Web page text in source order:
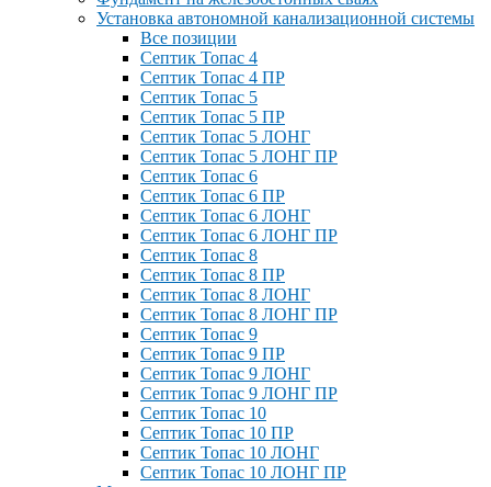
Установка автономной канализационной системы
Все позиции
Септик Топас 4
Септик Топас 4 ПР
Септик Топас 5
Септик Топас 5 ПР
Септик Топас 5 ЛОНГ
Септик Топас 5 ЛОНГ ПР
Септик Топас 6
Септик Топас 6 ПР
Септик Топас 6 ЛОНГ
Септик Топас 6 ЛОНГ ПР
Септик Топас 8
Септик Топас 8 ПР
Септик Топас 8 ЛОНГ
Септик Топас 8 ЛОНГ ПР
Септик Топас 9
Септик Топас 9 ПР
Септик Топас 9 ЛОНГ
Септик Топас 9 ЛОНГ ПР
Септик Топас 10
Септик Топас 10 ПР
Септик Топас 10 ЛОНГ
Септик Топас 10 ЛОНГ ПР